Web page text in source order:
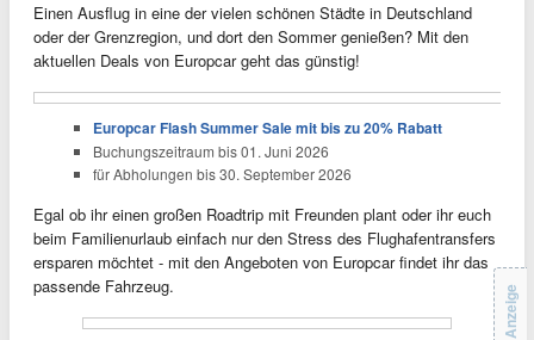
Einen Ausflug in eine der vielen schönen Städte in Deutschland
oder der Grenzregion, und dort den Sommer genießen? Mit den
aktuellen Deals von Europcar geht das günstig!
Europcar Flash Summer Sale mit bis zu 20% Rabatt
Buchungszeitraum bis 01. Juni 2026
für Abholungen bis 30. September 2026
Egal ob ihr einen großen Roadtrip mit Freunden plant oder ihr euch
beim Familienurlaub einfach nur den Stress des Flughafentransfers
ersparen möchtet - mit den Angeboten von Europcar findet ihr das
passende Fahrzeug.
Anzeige